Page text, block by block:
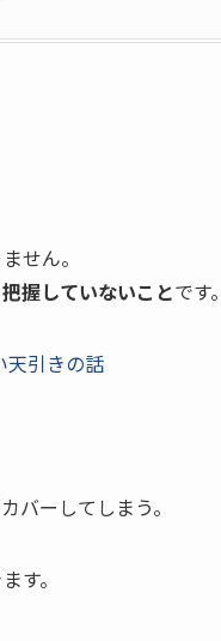
せん。
握していないことです。
天引きの話
バーしてしまう。
す。